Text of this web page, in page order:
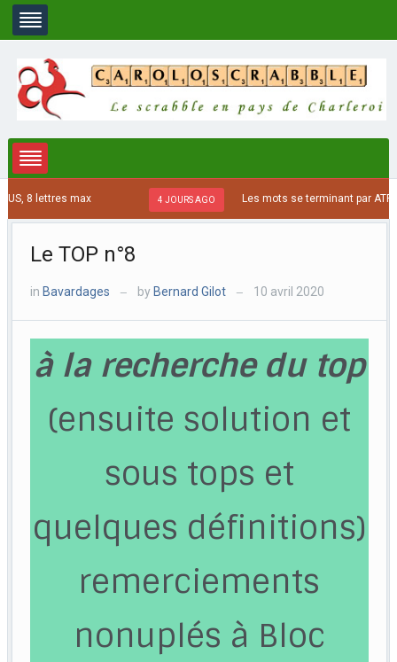
lettres max 4 JOURS AGO Les mots se terminant par ATRE,
Le TOP n°8
in Bavardages — by Bernard Gilot — 10 avril 2020
à la recherche du top
(ensuite solution et
sous tops et
quelques définitions)
remerciements
nonuplés à Bloc